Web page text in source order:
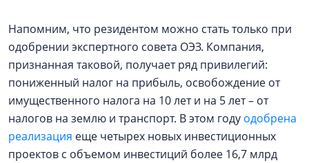
Напомним, что резидентом можно стать только при
одобрении экспертного совета ОЭЗ. Компания,
признанная таковой, получает ряд привилегий:
пониженный налог на прибыль, освобождение от
имущественного налога на 10 лет и на 5 лет – от
налогов на землю и транспорт. В этом году одобрена
реализация еще четырех новых инвестиционных
проектов с объемом инвестиций более 16,7 млрд